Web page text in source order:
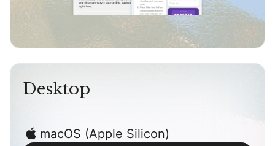
Desktop
macOS (Apple Silicon)